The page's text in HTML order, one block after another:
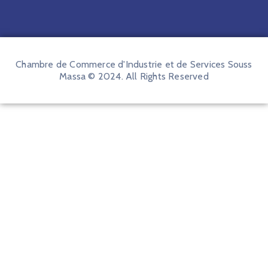
Chambre de Commerce d'Industrie et de Services Souss
Massa © 2024. All Rights Reserved